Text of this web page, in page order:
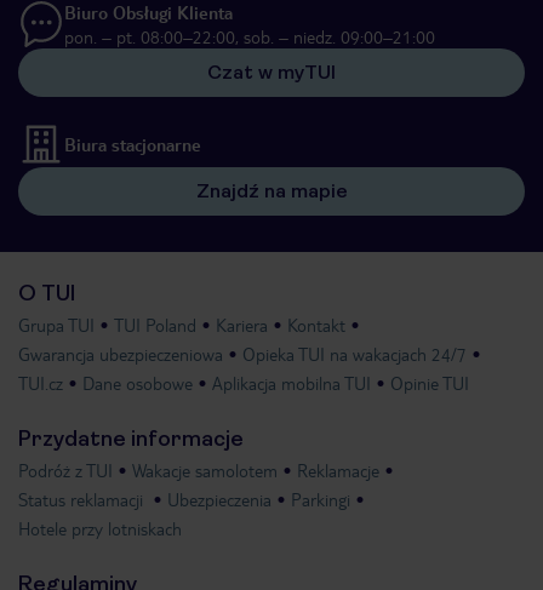
Biuro Obsługi Klienta
pon. – pt. 08:00–22:00, sob. – niedz. 09:00–21:00
Czat w myTUI
Biura stacjonarne
Znajdź na mapie
O TUI
Grupa TUI TUI Poland Kariera
Kontakt
Gwarancja ubezpieczeniowa
Opieka TUI na wakacjach 24/7
TUI.cz
Dane osobowe Aplikacja mobilna TUI Opinie TUI
Przydatne informacje
Podróż z TUI Wakacje samolotem
Reklamacje
Status reklamacji
Ubezpieczenia
Parkingi
Hotele przy lotniskach
Regulaminy